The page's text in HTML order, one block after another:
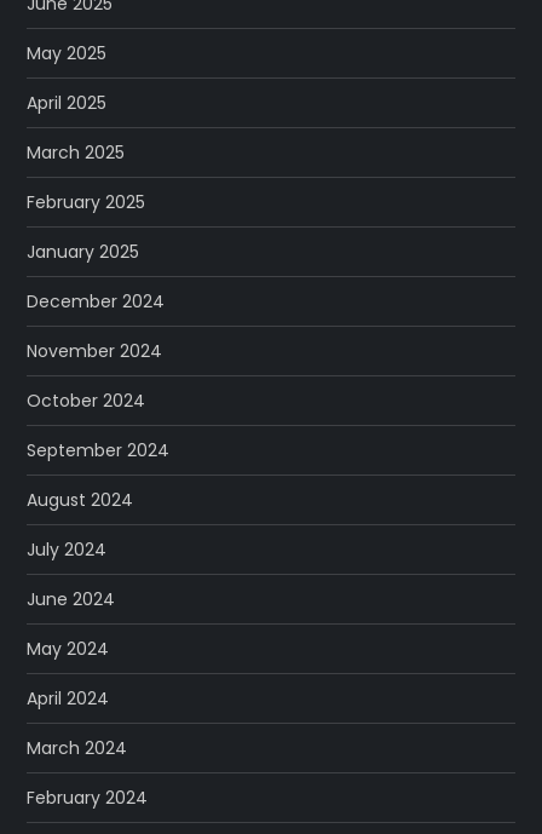
May 2025
April 2025
March 2025
February 2025
January 2025
December 2024
November 2024
October 2024
September 2024
August 2024
July 2024
June 2024
May 2024
April 2024
March 2024
February 2024